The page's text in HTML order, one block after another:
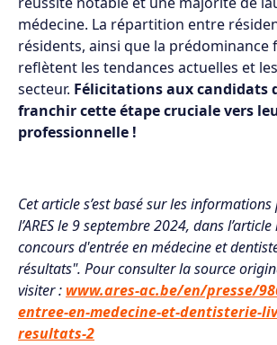
médecine. La répartition entre
résidents, ainsi que la prédominance
reflètent les tendances actuelles et
secteur. Félicitations aux candidats
franchir cette étape cruciale vers
professionnelle !
Cet article s’est basé sur les
l’ARES le 9 septembre 2024, dans
concours d'entrée en médecine et
résultats". Pour consulter la source
visiter : www.ares-ac.be/en/presse/
entree-en-medecine-et-dentisterie-
resultats-2